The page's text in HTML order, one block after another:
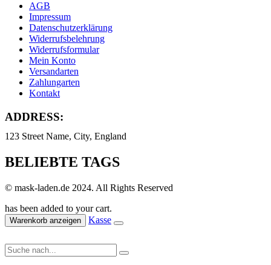
AGB
Impressum
Datenschutzerklärung
Widerrufsbelehrung
Widerrufsformular
Mein Konto
Versandarten
Zahlungarten
Kontakt
ADDRESS:
123 Street Name, City, England
BELIEBTE TAGS
© mask-laden.de 2024. All Rights Reserved
has been added to your cart.
Warenkorb anzeigen Kasse